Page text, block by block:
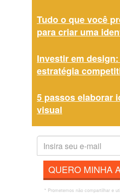
Tudo o que você
para criar uma
Investir em
estratégia
5 passos elaborar
visual
QUERO MINHA
* Prometemos não compartilhar e